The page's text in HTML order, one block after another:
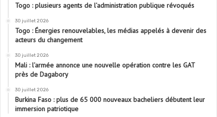
Togo : plusieurs agents de l’administration publique révoqués
30 juillet 2026
Togo : Énergies renouvelables, les médias appelés à devenir des
acteurs du changement
30 juillet 2026
Mali : l’armée annonce une nouvelle opération contre les GAT
près de Dagabory
30 juillet 2026
Burkina Faso : plus de 65 000 nouveaux bacheliers débutent leur
immersion patriotique